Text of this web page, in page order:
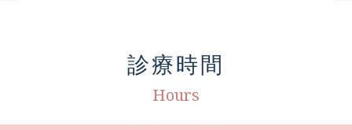
診療時間
Hours